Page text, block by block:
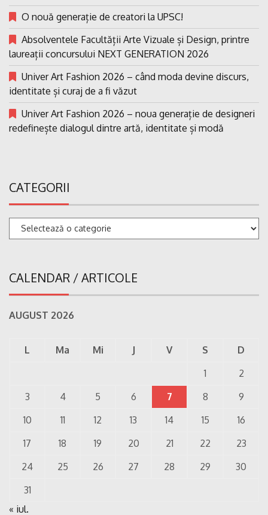
O nouă generație de creatori la UPSC!
Absolventele Facultății Arte Vizuale și Design, printre
laureații concursului NEXT GENERATION 2026
Univer Art Fashion 2026 – când moda devine discurs,
identitate și curaj de a fi văzut
Univer Art Fashion 2026 – noua generație de designeri
redefinește dialogul dintre artă, identitate și modă
CATEGORII
Categorii
CALENDAR / ARTICOLE
AUGUST 2026
L Ma Mi J V S
D
1
2
3
4 5 6 7 8
9
10
11 12 13 14 15
16
17
18 19 20 21 22
23
24
25 26 27 28 29
30
31
« iul.